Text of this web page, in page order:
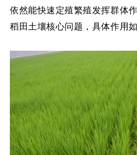
依然能快速定殖繁殖发挥群体
稻田土壤核心问题，具体作用如